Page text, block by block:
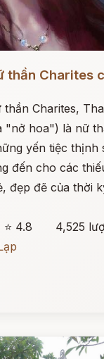
thần Charites
Charites,
"nở hoa") là nữ
yến tiệc thịnh
đến cho các
đẹp đẽ của thời
⭐ 4.8
4,525